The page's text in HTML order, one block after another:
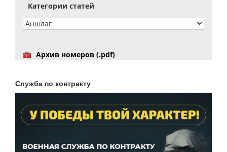
Категории статей
Архив номеров (.pdf)
Служба по контракту